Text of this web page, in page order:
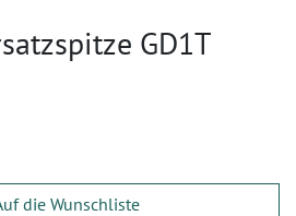
GD1T
die Wunschliste